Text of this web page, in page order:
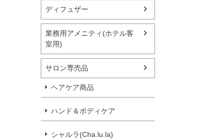
ディフュザー
業務用アメニティ(ホテル客
室用)
サロン専売品
ヘアケア商品
ハンド＆ボディケア
シャルラ(Cha.lu.la)